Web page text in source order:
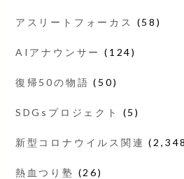
アスリートフォーカス (58)
AIアナウンサー (124)
復帰50の物語 (50)
SDGsプロジェクト (5)
新型コロナウイルス関連
熱血つり塾 (26)